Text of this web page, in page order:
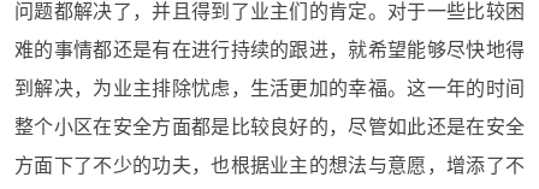
问题都解决了，并且得到了业主们的肯定。对于一些比较困
难的事情都还是有在进行持续的跟进，就希望能够尽快地得
到解决，为业主排除忧虑，生活更加的幸福。这一年的时间
整个小区在安全方面都是比较良好的，尽管如此还是在安全
方面下了不少的功夫，也根据业主的想法与意愿，增添了不